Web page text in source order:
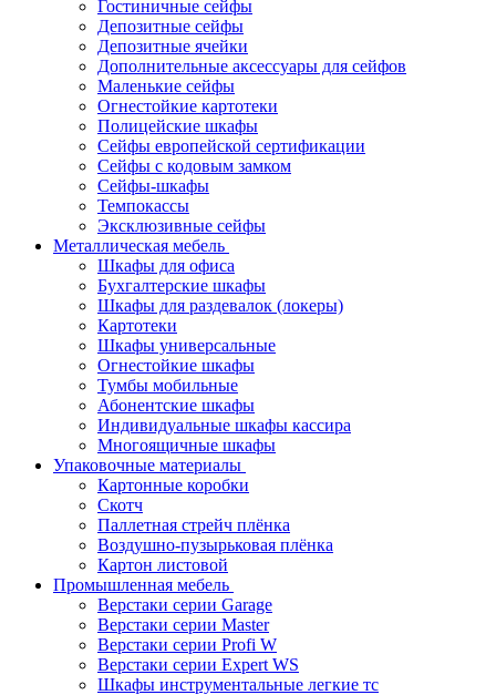
Гостиничные сейфы
Депозитные сейфы
Депозитные ячейки
Дополнительные аксессуары для сейфов
Маленькие сейфы
Огнестойкие картотеки
Полицейские шкафы
Сейфы европейской сертификации
Сейфы с кодовым замком
Сейфы-шкафы
Темпокассы
Эксклюзивные сейфы
Металлическая мебель
Шкафы для офиса
Бухгалтерские шкафы
Шкафы для раздевалок (локеры)
Картотеки
Шкафы универсальные
Огнестойкие шкафы
Тумбы мобильные
Абонентские шкафы
Индивидуальные шкафы кассира
Многоящичные шкафы
Упаковочные материалы
Картонные коробки
Скотч
Паллетная стрейч плёнка
Воздушно-пузырьковая плёнка
Картон листовой
Промышленная мебель
Верстаки серии Garage
Верстаки серии Master
Верстаки серии Profi W
Верстаки серии Expert WS
Шкафы инструментальные легкие тс